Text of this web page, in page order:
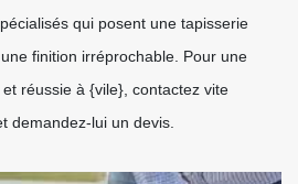
qui posent une tapisserie
finition irréprochable. Pour une
réussie à {vile}, contactez vite
demandez-lui un devis.